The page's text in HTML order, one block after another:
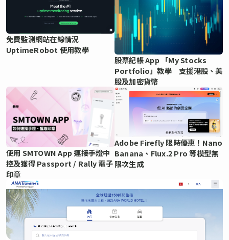
免費監測網站在線情況
UptimeRobot 使用教學
股票記帳 App 「My Stocks
Portfolio」教學 支援港股、美
股及加密貨幣
使用 SMTOWN App 連接手燈中
控及獲得 Passport / Rally 電子
印章
Adobe Firefly 限時優惠！Nano
Banana、Flux.2 Pro 等模型無
限次生成